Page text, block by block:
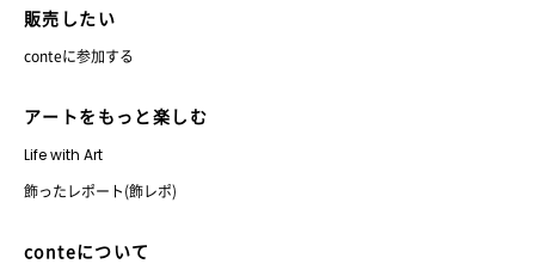
販売したい
conteに参加する
アートをもっと楽しむ
Life with Art
飾ったレポート(飾レポ)
conteについて